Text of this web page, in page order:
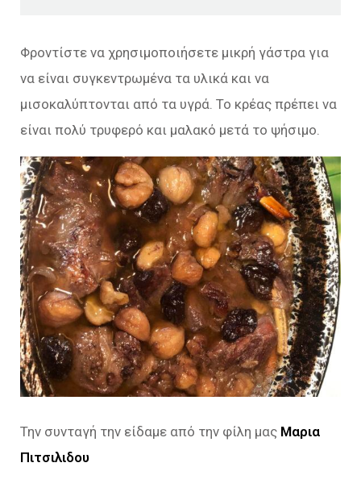
Φροντίστε να χρησιμοποιήσετε μικρή γάστρα για
να είναι συγκεντρωμένα τα υλικά και να
μισοκαλύπτονται από τα υγρά. Το κρέας πρέπει να
είναι πολύ τρυφερό και μαλακό μετά το ψήσιμο.
Την συνταγή την είδαμε από την φίλη μας Μαρια
Πιτσιλιδου